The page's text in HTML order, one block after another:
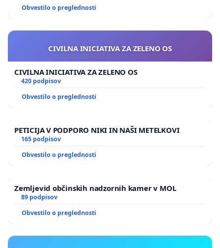
Obvestilo o preglednosti
CIVILNA INICIATIVA ZA ZELENO OS
CIVILNA INICIATIVA ZA ZELENO OS
420 podpisov
Obvestilo o preglednosti
PETICIJA V PODPORO NIKI IN NAŠI METELKOVI
165 podpisov
Obvestilo o preglednosti
Zemljevid občinskih nadzornih kamer v MOL
89 podpisov
Obvestilo o preglednosti